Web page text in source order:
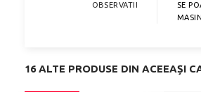
OBSERVATII
SE
16 ALTE PRODUSE DIN ACEEAȘI